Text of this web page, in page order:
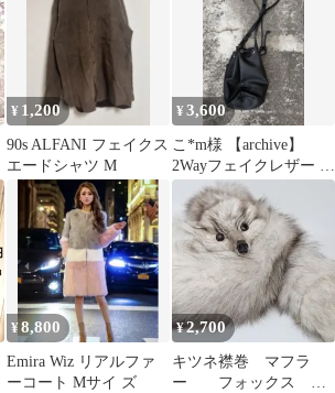
¥ 1,200
90s ALFANI フェイクス
エードシャツ M
¥3,600
こ*m様 【archive】
2Wayフェイクレザー 巾
着型バッグ
¥8,800
Emira Wiz リアルファ
ーコート Mサイ ズ
¥2,700
キツネ襟巻 マフラ
ー フォックス リ